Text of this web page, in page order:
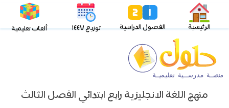
الرئيسية الفصول الدراسية توزيع ١٤٤٧ ألعاب تعليمية
منهج اللغة الانجليزية رابع ابتدائي الفصل الثالث